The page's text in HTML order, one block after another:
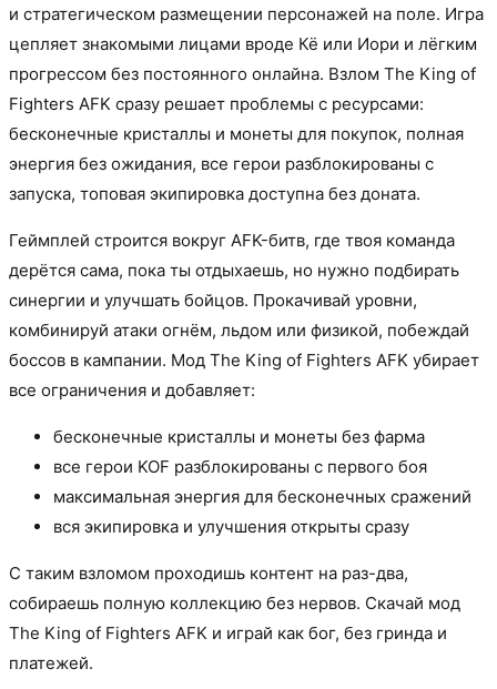
и стратегическом размещении персонажей на поле. Игра
цепляет знакомыми лицами вроде Кё или Иори и лёгким
прогрессом без постоянного онлайна. Взлом The King of
Fighters AFK сразу решает проблемы с ресурсами:
бесконечные кристаллы и монеты для покупок, полная
энергия без ожидания, все герои разблокированы с
запуска, топовая экипировка доступна без доната.
Геймплей строится вокруг AFK-битв, где твоя команда
дерётся сама, пока ты отдыхаешь, но нужно подбирать
синергии и улучшать бойцов. Прокачивай уровни,
комбинируй атаки огнём, льдом или физикой, побеждай
боссов в кампании. Мод The King of Fighters AFK убирает
все ограничения и добавляет:
бесконечные кристаллы и монеты без фарма
все герои KOF разблокированы с первого боя
максимальная энергия для бесконечных сражений
вся экипировка и улучшения открыты сразу
С таким взломом проходишь контент на раз-два,
собираешь полную коллекцию без нервов. Скачай мод
The King of Fighters AFK и играй как бог, без гринда и
платежей.